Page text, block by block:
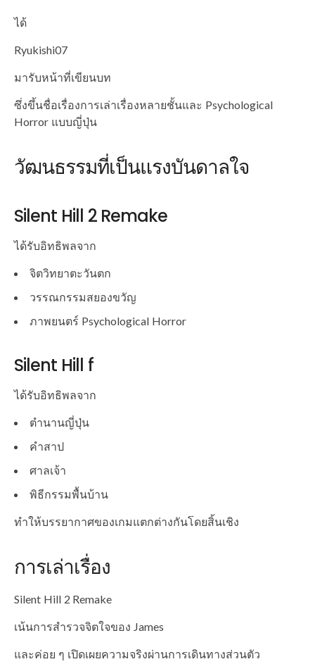
ได้
Ryukishi07
มารับหน้าที่เขียนบท
ซึ่งขึ้นชื่อเรื่องการเล่าเรื่องหลายชั้นและ Psychological
Horror แบบญี่ปุ่น
วัฒนธรรมที่เป็นแรงบันดาลใจ
Silent Hill 2 Remake
ได้รับอิทธิพลจาก
จิตวิทยาตะวันตก
วรรณกรรมสยองขวัญ
ภาพยนตร์ Psychological Horror
Silent Hill f
ได้รับอิทธิพลจาก
ตำนานญี่ปุ่น
คำสาป
ศาลเจ้า
พิธีกรรมพื้นบ้าน
ทำให้บรรยากาศของเกมแตกต่างกันโดยสิ้นเชิง
การเล่าเรื่อง
Silent Hill 2 Remake
เน้นการสำรวจจิตใจของ James
และค่อย ๆ เปิดเผยความจริงผ่านการเดินทางส่วนตัว